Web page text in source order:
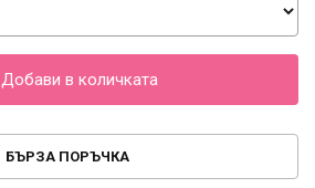
Добави в количката
БЪРЗА ПОРЪЧКА